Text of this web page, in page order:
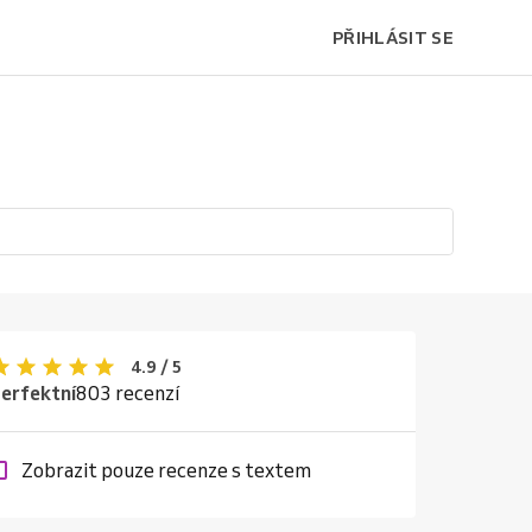
PŘIHLÁSIT SE
4.9 / 5
803 recenzí
Zobrazit pouze recenze s textem